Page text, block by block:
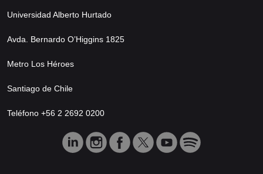
Universidad Alberto Hurtado
Avda. Bernardo O’Higgins 1825
Metro Los Héroes
Santiago de Chile
Teléfono +56 2 2692 0200